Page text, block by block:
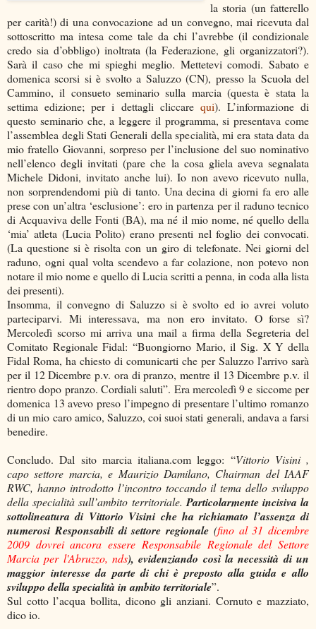
la storia (un fatterello
per carità!) di una convocazione ad un convegno, mai ricevuta dal
sottoscritto ma intesa come tale da chi l’avrebbe (il condizionale
credo sia d’obbligo) inoltrata (la Federazione, gli organizzatori?).
Sarà il caso che mi spieghi meglio. Mettetevi comodi. Sabato e
domenica scorsi si è svolto a Saluzzo (CN), presso la Scuola del
Cammino, il consueto seminario sulla marcia (questa è stata la
settima edizione; per i dettagli cliccare qui). L’informazione di
questo seminario che, a leggere il programma, si presentava come
l’assemblea degli Stati Generali della specialità, mi era stata data da
mio fratello Giovanni, sorpreso per l’inclusione del suo nominativo
nell’elenco degli invitati (pare che la cosa gliela aveva segnalata
Michele Didoni, invitato anche lui). Io non avevo ricevuto nulla,
non sorprendendomi più di tanto. Una decina di giorni fa ero alle
prese con un’altra ‘esclusione’: ero in partenza per il raduno tecnico
di Acquaviva delle Fonti (BA), ma né il mio nome, né quello della
‘mia’ atleta (Lucia Polito) erano presenti nel foglio dei convocati.
(La questione si è risolta con un giro di telefonate. Nei giorni del
raduno, ogni qual volta scendevo a far colazione, non potevo non
notare il mio nome e quello di Lucia scritti a penna, in coda alla lista
dei presenti).
Insomma, il convegno di Saluzzo si è svolto ed io avrei voluto
parteciparvi. Mi interessava, ma non ero invitato. O forse sì?
Mercoledì scorso mi arriva una mail a firma della Segreteria del
Comitato Regionale Fidal: “Buongiorno Mario, il Sig. X Y della
Fidal Roma, ha chiesto di comunicarti che per Saluzzo l'arrivo sarà
per il 12 Dicembre p.v. ora di pranzo, mentre il 13 Dicembre p.v. il
rientro dopo pranzo. Cordiali saluti”. Era mercoledì 9 e siccome per
domenica 13 avevo preso l’impegno di presentare l’ultimo romanzo
di un mio caro amico, Saluzzo, coi suoi stati generali, andava a farsi
benedire.
Concludo. Dal sito marcia italiana.com leggo: “Vittorio Visini ,
capo settore marcia, e Maurizio Damilano, Chairman del IAAF
RWC, hanno introdotto l’incontro toccando il tema dello sviluppo
della specialità sull’ambito territoriale. Particolarmente incisiva la
sottolineatura di Vittorio Visini che ha richiamato l’assenza di
numerosi Responsabili di settore regionale (fino al 31 dicembre
2009 dovrei ancora essere Responsabile Regionale del Settore
Marcia per l'Abruzzo, nds), evidenziando così la necessità di un
maggior interesse da parte di chi è preposto alla guida e allo
sviluppo della specialità in ambito territoriale”.
Sul cotto l’acqua bollita, dicono gli anziani. Cornuto e mazziato,
dico io.